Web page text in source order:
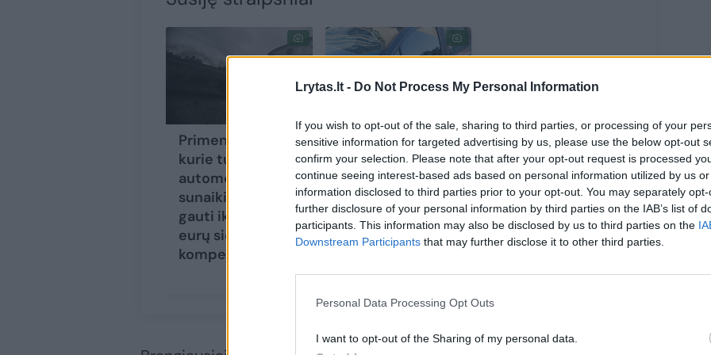
Lrytas.lt - Do Not Process My Personal Information
If you wish to opt-out of the sale, sharing to third parties, or processing of your
sensitive information for targeted advertising by us, please use the below opt-out
confirm your selection. Please note that after your opt-out request is processed
continue seeing interest-based ads based on personal information utilized by us
information disclosed to third parties prior to your opt-out. You may separately
further disclosure of your personal information by third parties on the IAB’s list of
participants. This information may also be disclosed by us to third parties on the
Downstream Participants that may further disclose it to other third parties.
Personal Data Processing Opt Outs
I want to opt-out of the Sharing of my personal data.
Primena visiems,
kurie turi taršų
automobilį – jį
sunaikinus galite
gauti iki 1000
eurų siekiančią
kompensaciją
Kauniečiui
„CityBee“
programėlė
apkartino dieną:
įspėja apie
papildomą